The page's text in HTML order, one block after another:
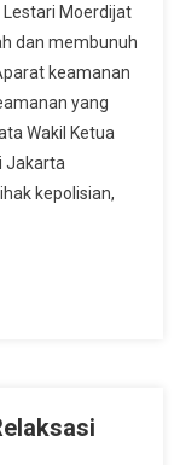
Lestari Moerdijat
dan membunuh
keamanan
yang
Wakil Ketua
Jakarta
kepolisian,